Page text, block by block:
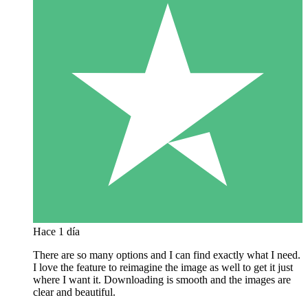
Hace 1 día
There are so many options and I can find exactly what I need.
I love the feature to reimagine the image as well to get it just
where I want it. Downloading is smooth and the images are
clear and beautiful.